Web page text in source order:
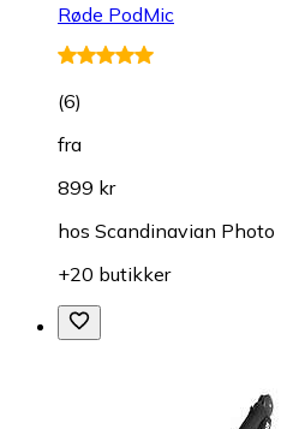
Røde PodMic
(6)
fra
899 kr
hos Scandinavian Photo
+20 butikker